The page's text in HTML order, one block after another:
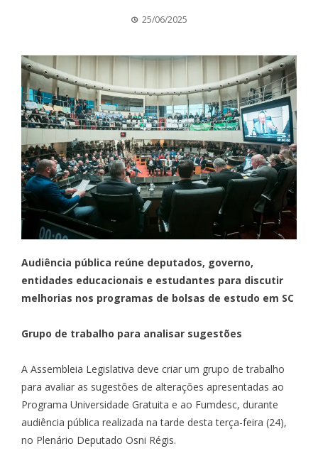
25/06/2025
Audiência pública reúne deputados, governo,
entidades educacionais e estudantes para discutir
melhorias nos programas de bolsas de estudo em SC
Grupo de trabalho para analisar sugestões
A Assembleia Legislativa deve criar um grupo de trabalho
para avaliar as sugestões de alterações apresentadas ao
Programa Universidade Gratuita e ao Fumdesc, durante
audiência pública realizada na tarde desta terça-feira (24),
no Plenário Deputado Osni Régis.